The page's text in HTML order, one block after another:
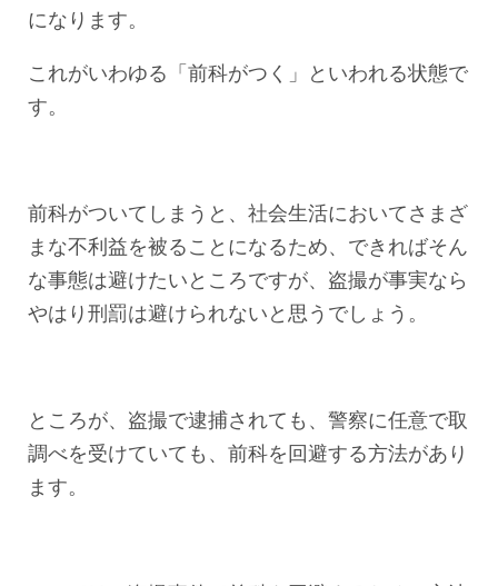
になります。
これがいわゆる「前科がつく」といわれる状態で
す。
前科がついてしまうと、社会生活においてさまざ
まな不利益を被ることになるため、できればそん
な事態は避けたいところですが、盗撮が事実なら
やはり刑罰は避けられないと思うでしょう。
ところが、盗撮で逮捕されても、警察に任意で取
調べを受けていても、前科を回避する方法があり
ます。